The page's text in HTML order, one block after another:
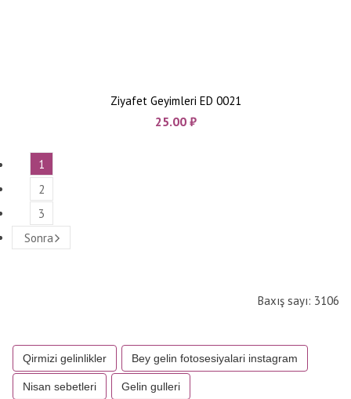
Ziyafet Geyimleri ED 0021
25.00 ₼
1
2
3
Sonra
Baxış sayı: 3106
Qirmizi gelinlikler Bey gelin fotosesiyalari instagram
Nisan sebetleri Gelin gulleri